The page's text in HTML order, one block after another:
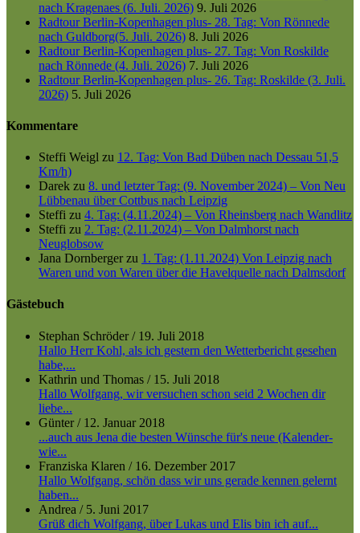
nach Kragenaes (6. Juli. 2026) 9. Juli 2026
Radtour Berlin-Kopenhagen plus- 28. Tag: Von Rönnede
nach Guldborg(5. Juli. 2026) 8. Juli 2026
Radtour Berlin-Kopenhagen plus- 27. Tag: Von Roskilde
nach Rönnede (4. Juli. 2026) 7. Juli 2026
Radtour Berlin-Kopenhagen plus- 26. Tag: Roskilde (3. Juli.
2026) 5. Juli 2026
Kommentare
Steffi Weigl zu 12. Tag: Von Bad Düben nach Dessau 51,5
Km/h)
Darek zu 8. und letzter Tag: (9. November 2024) – Von Neu
Lübbenau über Cottbus nach Leipzig
Steffi zu 4. Tag: (4.11.2024) – Von Rheinsberg nach Wandlitz
Steffi zu 2. Tag: (2.11.2024) – Von Dalmhorst nach
Neuglobsow
Jana Dornbergerzu 1. Tag: (1.11.2024) Von Leipzig nach
Waren und von Waren über die Havelquelle nach Dalmsdorf
Gästebuch
Stephan Schröder/ 19. Juli 2018
Hallo Herr Kohl, als ich gestern den Wetterbericht gesehen
habe,...
Kathrin und Thomas / 15. Juli 2018
Hallo Wolfgang, wir versuchen schon seid 2 Wochen dir
liebe...
Günter/ 12. Januar 2018
...auch aus Jena die besten Wünsche für's neue (Kalender-
wie...
Franziska Klaren / 16. Dezember 2017
Hallo Wolfgang, schön dass wir uns gerade kennen gelernt
haben...
Andrea / 5. Juni 2017
Grüß dich Wolfgang, über Lukas und Elis bin ich auf...